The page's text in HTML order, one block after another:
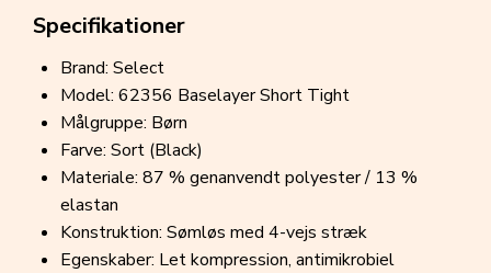
Specifikationer
Brand: Select
Model: 62356 Baselayer Short Tight
Målgruppe: Børn
Farve: Sort (Black)
Materiale: 87 % genanvendt polyester / 13 %
elastan
Konstruktion: Sømløs med 4-vejs stræk
Egenskaber: Let kompression, antimikrobiel